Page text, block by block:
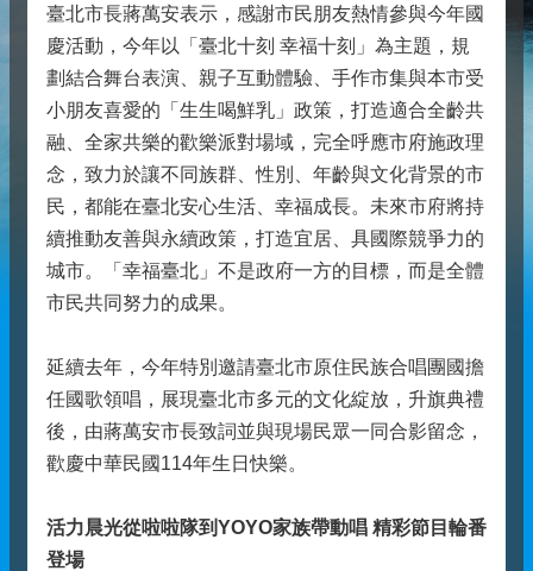
臺北市長蔣萬安表示，感謝市民朋友熱情參與今年國
慶活動，今年以「臺北十刻 幸福十刻」為主題，規
劃結合舞台表演、親子互動體驗、手作市集與本市受
小朋友喜愛的「生生喝鮮乳」政策，打造適合全齡共
融、全家共樂的歡樂派對場域，完全呼應市府施政理
念，致力於讓不同族群、性別、年齡與文化背景的市
民，都能在臺北安心生活、幸福成長。未來市府將持
續推動友善與永續政策，打造宜居、具國際競爭力的
城市。「幸福臺北」不是政府一方的目標，而是全體
市民共同努力的成果。
延續去年，今年特別邀請臺北市原住民族合唱團國擔
任國歌領唱，展現臺北市多元的文化綻放，升旗典禮
後，由蔣萬安市長致詞並與現場民眾一同合影留念，
歡慶中華民國114年生日快樂。
活力晨光從啦啦隊到YOYO家族帶動唱 精彩節目輪番
登場